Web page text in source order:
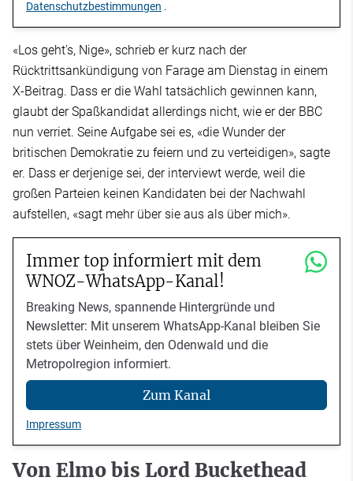
Datenschutzbestimmungen .
«Los geht's, Nige», schrieb er kurz nach der
Rücktrittsankündigung von Farage am Dienstag in einem
X-Beitrag. Dass er die Wahl tatsächlich gewinnen kann,
glaubt der Spaßkandidat allerdings nicht, wie er der BBC
nun verriet. Seine Aufgabe sei es, «die Wunder der
britischen Demokratie zu feiern und zu verteidigen», sagte
er. Dass er derjenige sei, der interviewt werde, weil die
großen Parteien keinen Kandidaten bei der Nachwahl
aufstellen, «sagt mehr über sie aus als über mich».
Immer top informiert mit dem
WNOZ-WhatsApp-Kanal!
Breaking News, spannende Hintergründe und
Newsletter: Mit unserem WhatsApp-Kanal bleiben Sie
stets über Weinheim, den Odenwald und die
Metropolregion informiert.
Zum Kanal
Impressum
Von Elmo bis Lord Buckethead